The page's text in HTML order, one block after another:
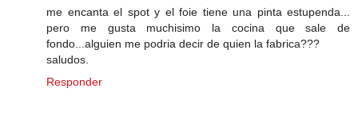
me encanta el spot y el foie tiene una pinta estupenda...
pero me gusta muchisimo la cocina que sale de
fondo...alguien me podria decir de quien la fabrica???
saludos.
Responder